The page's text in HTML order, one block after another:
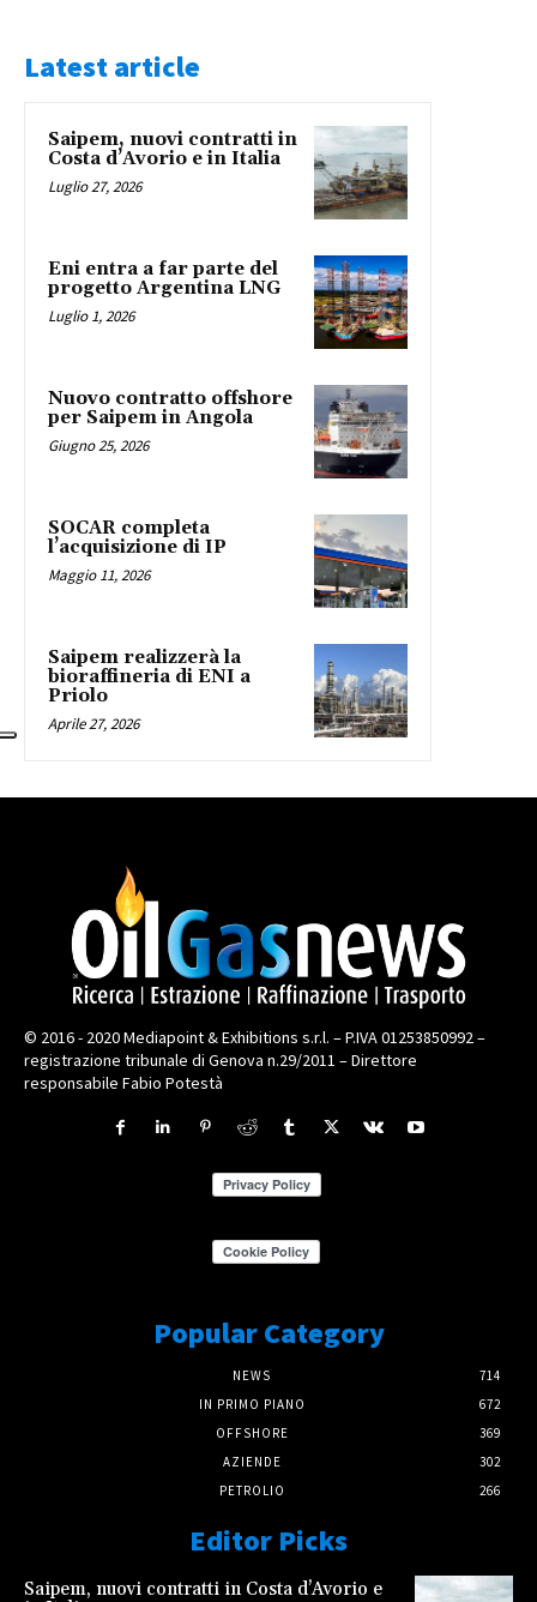
Latest article
Saipem, nuovi contratti in
Costa d’Avorio e in Italia
Luglio 27, 2026
Eni entra a far parte del
progetto Argentina LNG
Luglio 1, 2026
Nuovo contratto offshore
per Saipem in Angola
Giugno 25, 2026
SOCAR completa
l’acquisizione di IP
Maggio 11, 2026
Saipem realizzerà la
bioraffineria di ENI a
Priolo
Aprile 27, 2026
© 2016 - 2020 Mediapoint & Exhibitions s.r.l. – P.IVA 01253850992 –
registrazione tribunale di Genova n.29/2011 – Direttore
responsabile Fabio Potestà
Popular Category
NEWS
714
IN PRIMO PIANO
672
OFFSHORE
369
AZIENDE
302
PETROLIO
266
Editor Picks
Saipem, nuovi contratti in Costa d’Avorio e